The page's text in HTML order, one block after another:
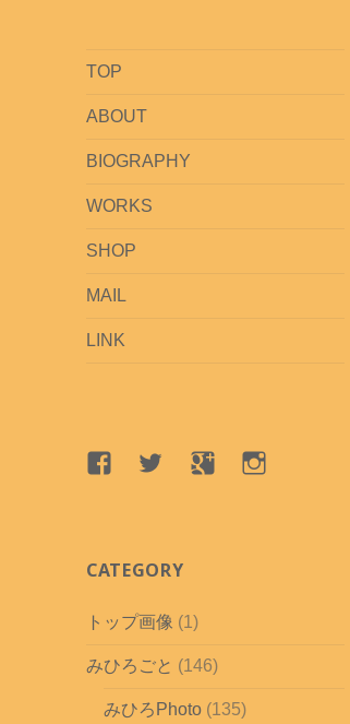
TOP
ABOUT
BIOGRAPHY
WORKS
SHOP
MAIL
LINK
FacebookTwitter google+Instagram
CATEGORY
トップ画像 (1)
みひろごと (146)
みひろPhoto (135)